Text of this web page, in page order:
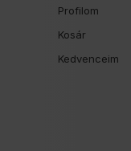
Profilom
Kosár
Kedvenceim